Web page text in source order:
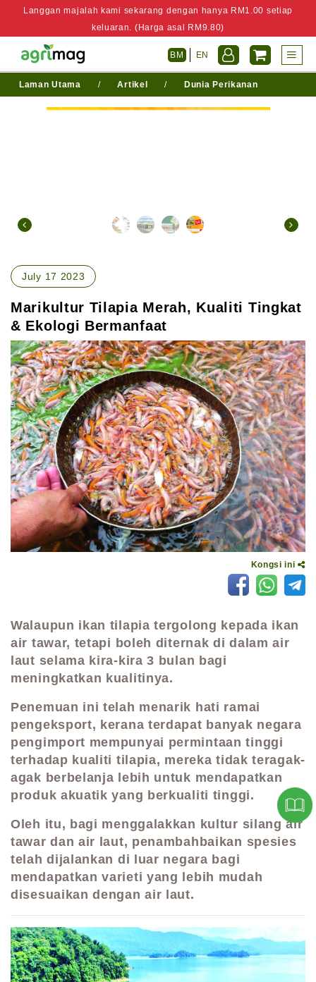
Langgan majalah kami sekarang dengan hanya RM1.00 setiap
keluaran. (Harga asal RM9.80)
BM EN
Laman Utama / Artikel / Dunia Perikanan
July 17 2023
Marikultur Tilapia Merah, Kualiti Tingkat
& Ekologi Bermanfaat
Kongsi ini
Walaupun ikan tilapia tergolong kepada ikan
air tawar, tetapi boleh diternak di dalam air
laut selama kira-kira 3 bulan bagi
meningkatkan kualitinya.
Penemuan ini telah menarik hati ramai
pengeksport, kerana terdapat banyak negara
pengimport mempunyai permintaan tinggi
terhadap kualiti tilapia, mereka tidak teragak-
agak berbelanja lebih untuk mendapatkan
produk akuatik yang berkualiti tinggi.
Oleh itu, bagi menggalakkan kultur silang air
tawar dan air laut, penambahbaikan spesies
telah dijalankan di luar negara bagi
mendapatkan varieti yang lebih mudah
disesuaikan dengan air laut.